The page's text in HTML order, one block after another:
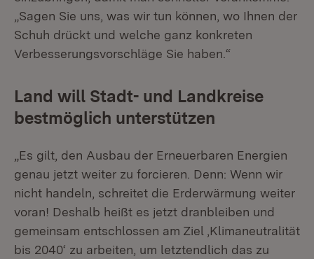
„Sagen Sie uns, was wir tun können, wo Ihnen der
Schuh drückt und welche ganz konkreten
Verbesserungsvorschläge Sie haben.“
Land will Stadt- und Landkreise
bestmöglich unterstützen
„Es gilt, den Ausbau der Erneuerbaren Energien
genau jetzt weiter zu forcieren. Denn: Wenn wir
nicht handeln, schreitet die Erderwärmung weiter
voran! Deshalb heißt es jetzt dranbleiben und
gemeinsam entschlossen am Ziel ‚Klimaneutralität
bis 2040‘ zu arbeiten, um letztendlich das zu